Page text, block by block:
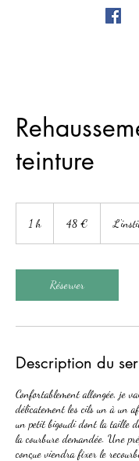
teinture
1 h 48 €
Réserver
Description du
Confortablement allongée, je
délicatement les cils un à un
un petit bigoudi dont la taille
la courbure demandée. Une
conçue viendra fixer le